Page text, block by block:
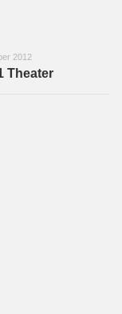
2012
Theater